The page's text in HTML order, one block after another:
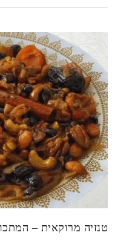
טנזיה מרוקאית –